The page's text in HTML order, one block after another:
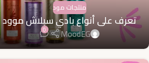
منتجات مود
تعرف على أنواع بادي سبلاش موود
MoodEG
0